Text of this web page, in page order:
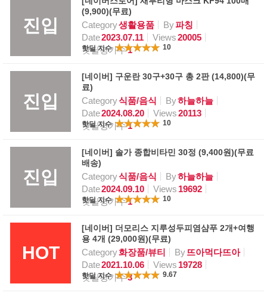
진입
(9,900)(무료)
Category생활용품 By파칭
Date2023.07.11 Views20005
핫딜평가수1
핫딜 지수 10
진입
[네이버] 구운란 30구+30구 총 2판 (14,800)(무
료)
Category식품/음식 By하늘하늘
Date2024.08.20 Views20113
핫딜평가수1
핫딜 지수 10
진입
[네이버] 솔가 종합비타민 30정 (9,400원)(무료
배송)
Category식품/음식 By하늘하늘
Date2024.09.10 Views 19692
핫딜평가수1
핫딜 지수 10
HOT
[네이버] 더모리스 지루성두피염샴푸 2개+여행
용 4개 (29,000원)(무료)
Category화장품/뷰티 By뜨아먹다뜨아
Date2021.10.06 Views 19728
핫딜평가수3
핫딜 지수 9.67